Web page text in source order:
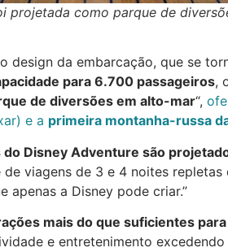
projetada como parque de
design da embarcação, que se
para 6.700 passageiros,
de diversões em alto-mar“,
e a primeira montanha-russa
Disney Adventure são
de viagens de 3 e 4 noites repletas
apenas a Disney pode criar.”
mais do que suficientes
e entretenimento excedendo